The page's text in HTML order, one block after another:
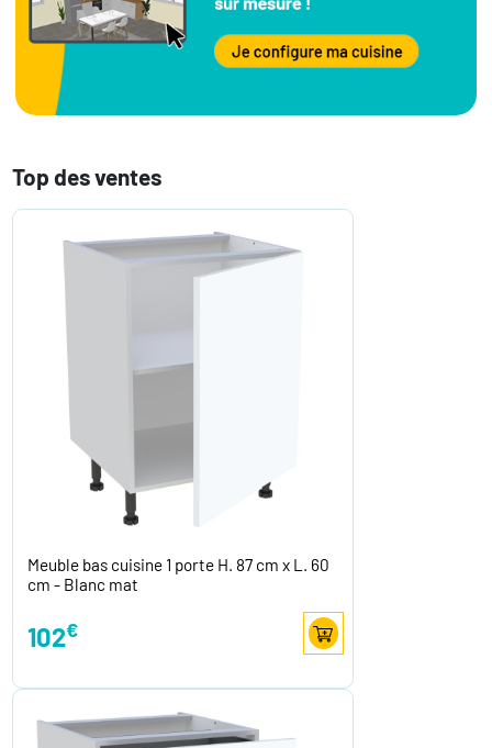
Top des ventes
Meuble bas cuisine 1 porte H. 87 cm x L. 60
cm - Blanc mat
102€